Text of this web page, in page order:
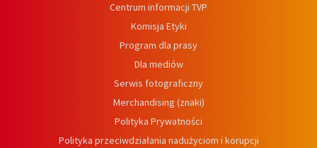
Centrum informacji TVP
Komisja Etyki
Program dla prasy
Dla mediów
Serwis fotograficzny
Merchandising (znaki)
Polityka Prywatności
Polityka przeciwdziałania nadużyciom i korupcji